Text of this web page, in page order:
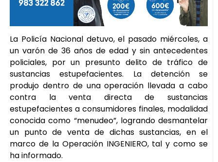
La Policía Nacional detuvo, el pasado miércoles, a
un varón de 36 años de edad y sin antecedentes
policiales, por un presunto delito de tráfico de
sustancias estupefacientes. La detención se
produjo dentro de una operación llevada a cabo
contra la venta directa de sustancias
estupefacientes a consumidores finales, modalidad
conocida como “menudeo”, logrando desmantelar
un punto de venta de dichas sustancias, en el
marco de la Operación INGENIERO, tal y como se
ha informado.